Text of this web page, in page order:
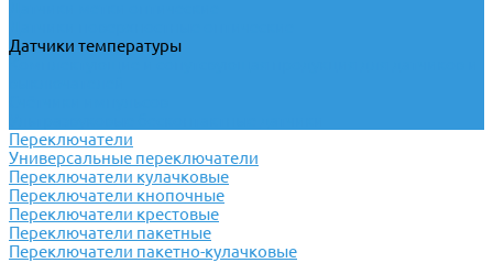
Датчики температуры
Переключатели
Универсальные переключатели
Переключатели кулачковые
Переключатели кнопочные
Переключатели крестовые
Переключатели пакетные
Переключатели пакетно-кулачковые